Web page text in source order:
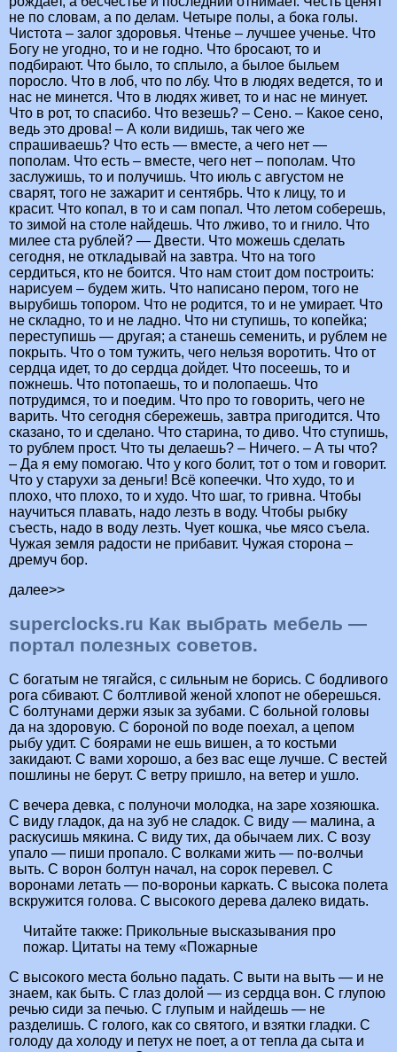
не по словам, а по делам. Четыре полы, а бока голы.
Чистота – залог здоровья. Чтенье – лучшее ученье. Что
Богу не угодно, то и не годно. Что бросают, то и
подбирают. Что было, то сплыло, а былое быльем
поросло. Что в лоб, что по лбу. Что в людях ведется, то и
нас не минется. Что в людях живет, то и нас не минует.
Что в рот, то спасибо. Что везешь? – Сено. – Какое сено,
ведь это дрова! – А коли видишь, так чего же
спрашиваешь? Что есть — вместе, а чего нет —
пополам. Что есть – вместе, чего нет – пополам. Что
заслужишь, то и получишь. Что июль с августом не
сварят, того не зажарит и сентябрь. Что к лицу, то и
красит. Что копал, в то и сам попал. Что летом соберешь,
то зимой на столе найдешь. Что лживо, то и гнило. Что
милее ста рублей? — Двести. Что можешь сделать
сегодня, не откладывай на завтра. Что на того
сердиться, кто не боится. Что нам стоит дом построить:
нарисуем – будем жить. Что написано пером, того не
вырубишь топором. Что не родится, то и не умирает. Что
не складно, то и не ладно. Что ни ступишь, то копейка;
переступишь — другая; а станешь семенить, и рублем не
покрыть. Что о том тужить, чего нельзя воротить. Что от
сердца идет, то до сердца дойдет. Что посеешь, то и
пожнешь. Что потопаешь, то и полопаешь. Что
потрудимся, то и поедим. Что про то говорить, чего не
варить. Что сегодня сбережешь, завтра пригодится. Что
сказано, то и сделано. Что старина, то диво. Что ступишь,
то рублем прост. Что ты делаешь? – Ничего. – А ты что?
– Да я ему помогаю. Что у кого болит, тот о том и говорит.
Что у старухи за деньги! Всё копеечки. Что худо, то и
плохо, что плохо, то и худо. Что шаг, то гривна. Чтобы
научиться плавать, надо лезть в воду. Чтобы рыбку
съесть, надо в воду лезть. Чует кошка, чье мясо съела.
Чужая земля радости не прибавит. Чужая сторона –
дремуч бор.
далее>>
superclocks.ru Как выбрать мебель —
портал полезных советов.
С богатым не тягайся, с сильным не борись. С бодливого
рога сбивают. С болтливой женой хлопот не оберешься.
С болтунами держи язык за зубами. С больной головы
да на здоровую. С бороной по воде поехал, а цепом
рыбу удит. С боярами не ешь вишен, а то костьми
закидают. С вами хорошо, а без вас еще лучше. С вестей
пошлины не берут. С ветру пришло, на ветер и ушло.
С вечера девка, с полуночи молодка, на заре хозяюшка.
С виду гладок, да на зуб не сладок. С виду — малина, а
раскусишь мякина. С виду тих, да обычаем лих. С возу
упало — пиши пропало. С волками жить — по-волчьи
выть. С ворон болтун начал, на сорок перевел. С
воронами летать — по-вороньи каркать. С высока полета
вскружится голова. С высокого дерева далеко видать.
Читайте также: Прикольные высказывания про
пожар. Цитаты на тему «Пожарные
С высокого места больно падать. С выти на выть — и не
знаем, как быть. С глаз долой — из сердца вон. С глупою
речью сиди за печью. С глупым и найдешь — не
разделишь. С голого, как со святого, и взятки гладки. С
голоду да холоду и петух не поет, а от тепла да сыта и